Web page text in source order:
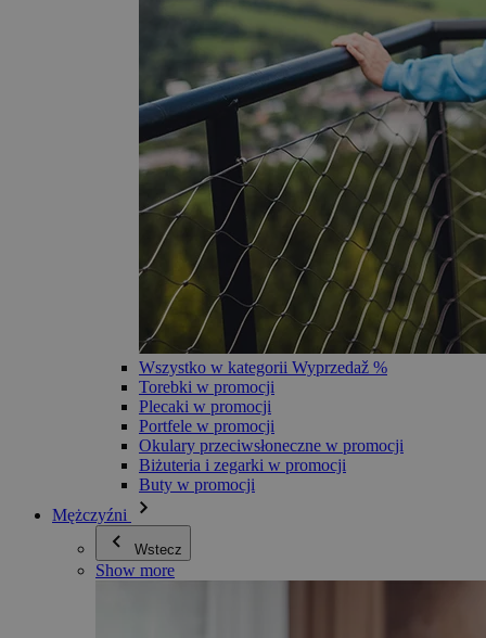
Wszystko w kategorii Wyprzedaž %
Torebki w promocji
Plecaki w promocji
Portfele w promocji
Okulary przeciwsłoneczne w promocji
Biżuteria i zegarki w promocji
Buty w promocji
Mężczyźni
Wstecz
Show more